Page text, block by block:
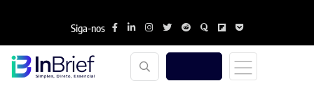
Siga-nos